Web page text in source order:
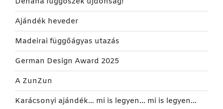
Ajándék heveder
Madeirai függőágyas utazás
German Design Award 2025
A ZunZun
Karácsonyi ajándék… mi is legyen… mi is legyen…